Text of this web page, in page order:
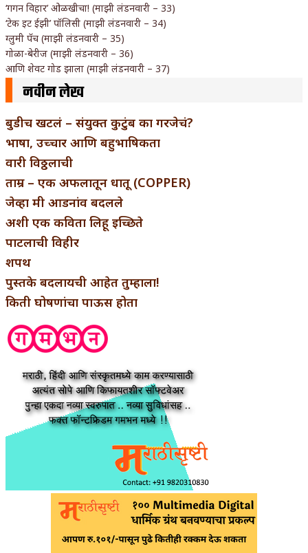
‘गगन विहार’ ओळखीचा! (माझी लंडनवारी – 33)
‘टेक इट ईझी’ पॉलिसी (माझी लंडनवारी – 34)
ग्लुमी पॅच (माझी लंडनवारी – 35)
गोळा-बेरीज (माझी लंडनवारी – 36)
आणि शेवट गोड झाला (माझी लंडनवारी – 37)
नवीन लेख
बुडीच खटलं – संयुक्त कुटुंब का गरजेचं?
भाषा, उच्चार आणि बहुभाषिकता
वारी विठ्ठलाची
ताम्र – एक अफलातून धातू (COPPER)
जेव्हा मी आडनांव बदलले
अशी एक कविता लिहू इच्छिते
पाटलाची विहीर
शपथ
पुस्तके बदलायची आहेत तुम्हाला!
किती घोषणांचा पाऊस होता